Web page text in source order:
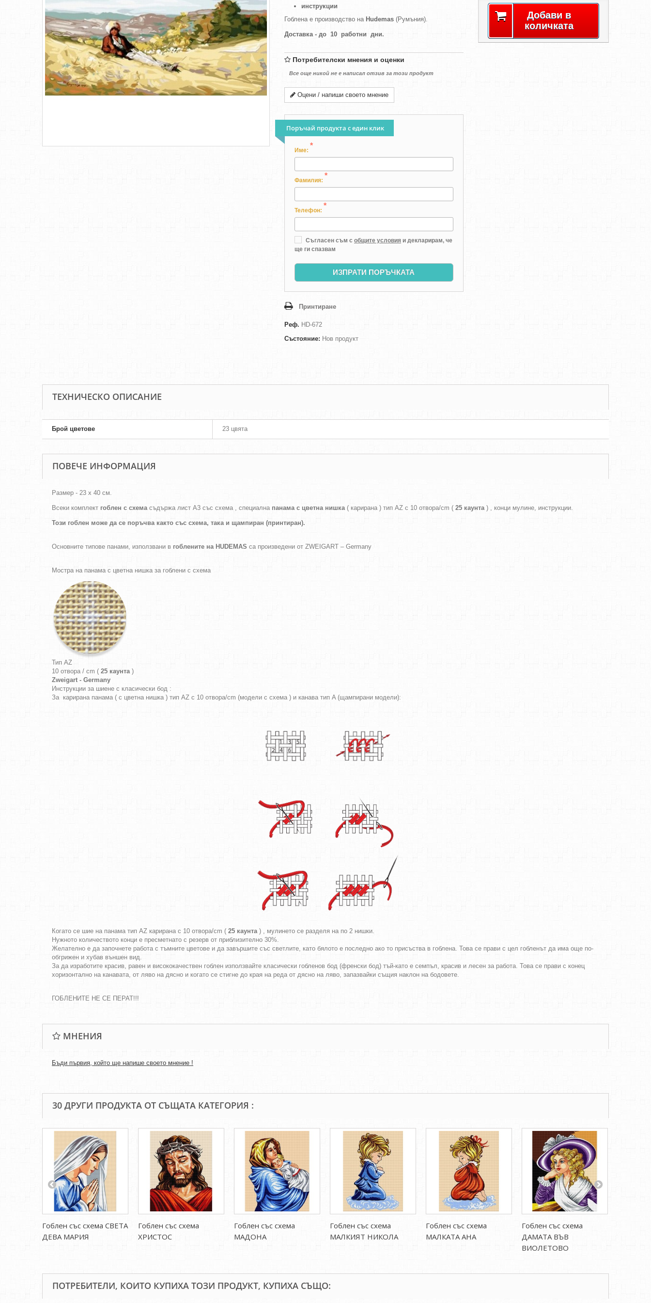
инструкции
Гоблена е производство на Hudemas (Румъния).
Доставка - до 10 работни дни.
Потребителски мнения и оценки
Все още никой не е написал отзив за този продукт
Оцени / напиши своето мнение
Поръчай продукта с един клик
Име:
*
Фамилия:
*
Телефон:
*
Съгласен съм с общите условия и декларирам, че
ще ги спазвам
ИЗПРАТИ ПОРЪЧКАТА
Принтиране
Реф. HD-672
Състояние: Нов продукт
Добави в
количката
ТЕХНИЧЕСКО ОПИСАНИЕ
Брой цветове 23 цвята
ПОВЕЧЕ ИНФОРМАЦИЯ
Размер - 23 х 40 см.
Всеки комплект гоблен с схемасъдържа лист А3 със схема , специална панама с цветна нишка( карирана ) тип AZ с 10 отвора/cm ( 25 каунта) , конци мулине, инструкции.
Този гоблен може да се поръчва както със схема, така и щампиран (принтиран).
Основните типове панами, използвани в гоблените на HUDEMAS са произведени от ZWEIGART – Germany
Мостра на панама с цветна нишка за гоблени с схема
Тип AZ
10 отвора / cm ( 25 каунта)
Zweigart - Germany
Инструкции за шиене с класически бод :
За карирана панама ( с цветна нишка ) тип AZ с 10 отвора/cm (модели с схема ) и канава тип A (щампирани модели):
Когато се шие на панама тип AZ карирана с 10 отвора/cm ( 25 каунта) , мулинето се разделя на по 2 нишки.
Нужното количеството конци е пресметнато с резерв от приблизително 30%.
Желателно е да започнете работа с тъмните цветове и да завършите със светлите, като бялото е последно ако то присъства в гоблена. Това се прави с цел гобленът да има още по-
обгрижен и хубав външен вид.
За да изработите красив, равен и висококачествен гоблен използвайте класически гобленов бод (френски бод) тъй-като е семпъл, красив и лесен за работа. Това се прави с конец
хоризонтално на канавата, от ляво на дясно и когато се стигне до края на реда от дясно на ляво, запазвайки същия наклон на бодовете.
ГОБЛЕНИТЕ НЕ СЕ ПЕРАТ!!!
МНЕНИЯ
Бъди първия, който ще напише своето мнение !
30 ДРУГИ ПРОДУКТА ОТ СЪЩАТА КАТЕГОРИЯ :
Гоблен със схема СВЕТА
ДЕВА МАРИЯ
Гоблен със схема
ХРИСТОС
Гоблен със схема
МАДОНА
Гоблен със схема
МАЛКИЯТ НИКОЛА
Гоблен със схема
МАЛКАТА АНА
Гоблен със схема
ДАМАТА ВЪВ
ВИОЛЕТОВО
ПОТРЕБИТЕЛИ, КОИТО КУПИХА ТОЗИ ПРОДУКТ, КУПИХА СЪЩО: